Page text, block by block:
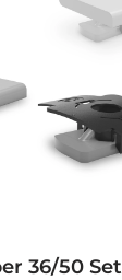
36/50 Set